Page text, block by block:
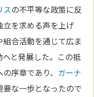
スの不平等な政策に反
立を求める声を上げ
組合活動を通じて広ま
へと発展した。この抵
序章であり、 ガーナ
な一歩となったので